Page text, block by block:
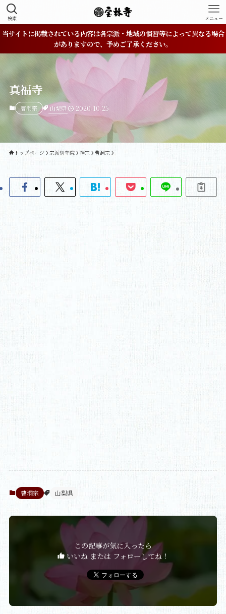
検索 メニュー
当サイトに掲載されている内容は各宗派・地域の慣習等によって異なる場合
がありますので、予めご了承ください。
真福寺
曹洞宗 山梨県 2020-10-25
トップページ 宗派別寺院 禅宗 曹洞宗
曹洞宗 山梨県
この記事が気に入ったら
いいね または フォローしてね！